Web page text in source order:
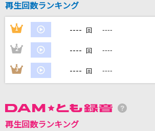
川添智久
もっと見る
カラオケ最新情報をチェック！
DAMに会員登録・ログインして
再生回数ランキング
1 ---- 回 ----
2 ---- 回 ----
3 ---- 回 ----
再生回数ランキング